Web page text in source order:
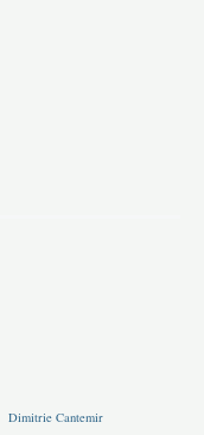
Dimitrie Cantemir